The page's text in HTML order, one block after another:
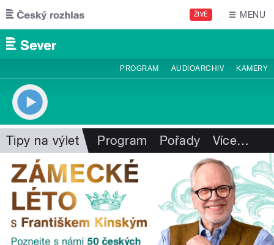
Přejít k hlavnímu obsahu
ŽIVĚ MENU
PROGRAM AUDIOARCHIV KAMERY
Tipy na výlet Program Pořady Více…